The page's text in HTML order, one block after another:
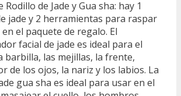
Rodillo de Jade y Gua sha: hay 1
jade y 2 herramientas para raspar
el paquete de regalo. El
facial de jade es ideal para el
barbilla, las mejillas, la frente,
de los ojos, la nariz y los labios. La
gua sha es ideal para usar en el